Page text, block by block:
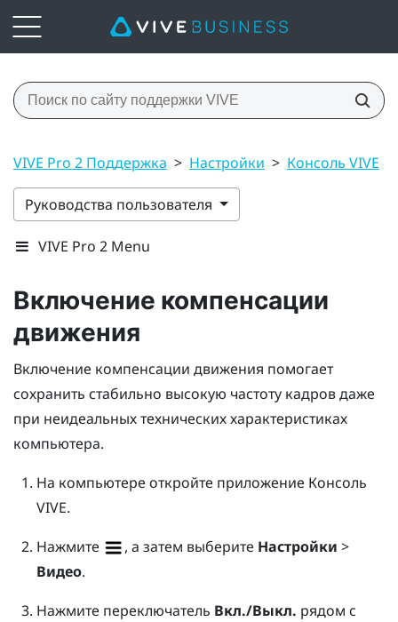
VIVE Pro 2 Поддержка > Настройки > Консоль VIVE
Руководства пользователя
VIVE Pro 2 Menu
Включение компенсации
движения
Включение компенсации движения помогает
сохранить стабильно высокую частоту кадров даже
при неидеальных технических характеристиках
компьютера.
На компьютере откройте приложение Консоль
VIVE.
Нажмите
, а затем выберите Настройки >
Видео.
Нажмите переключатель Вкл./Выкл. рядом с